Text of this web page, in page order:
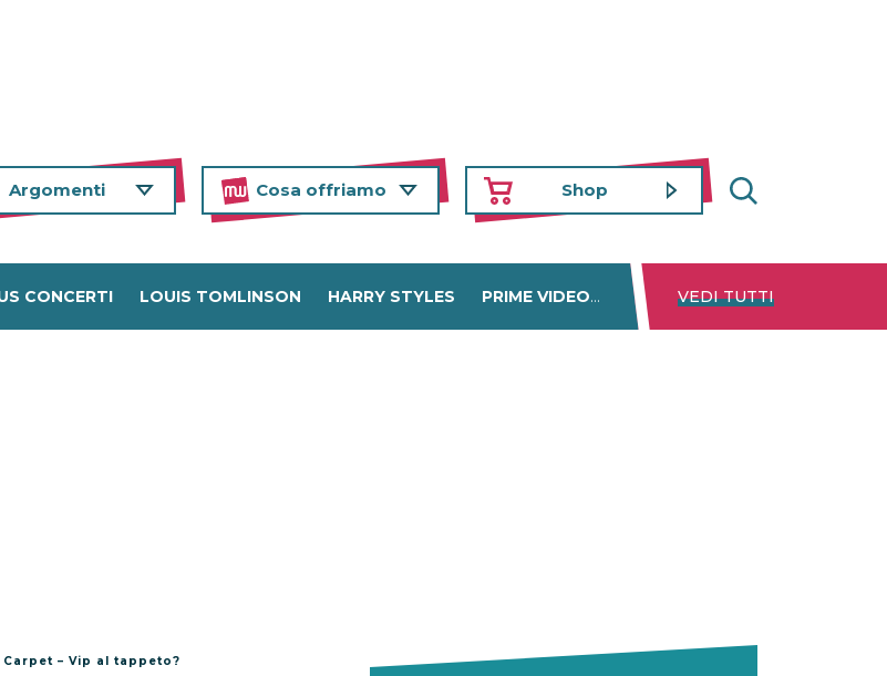
Argomenti Cosa offriamo Shop
CONCERTI LOUIS TOMLINSON HARRY STYLES PRIME VIDEO DISNEY+ NETFLIX
VEDI TUTTI
Carpet – Vip al tappeto?